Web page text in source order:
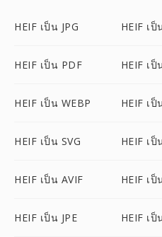
HEIF เป็น JPG HEIF เป็
HEIF เป็น PDF HEIF เ
HEIF เป็น WEBP HEIF เ
HEIF เป็น SVG HEIF เป็
HEIF เป็น AVIF HEIF เป็
HEIF เป็น JPE HEIF เป็